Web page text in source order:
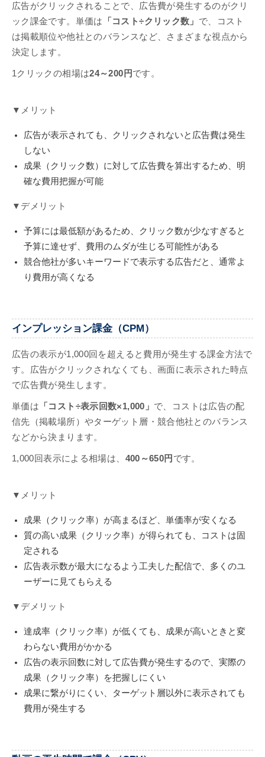
広告がクリックされることで、広告費が発生するのがクリ
ック課金です。単価は
「コスト÷クリック数」 で、コスト
は掲載順位や他社とのバランスなど、さまざまな視点から
決定します。
1クリックの相場は24～200円です。
▼メリット
広告が表示されても、クリックされないと広告費は発生
しない
成果（クリック数）に対して広告費を算出するため、明
確な費用把握が可能
▼デメリット
予算には最低額があるため、クリック数が少なすぎると
予算に達せず、費用のムダが生じる可能性がある
競合他社が多いキーワードで表示する広告だと、通常よ
り費用が高くなる
インプレッション課金（CPM）
広告の表示が1,000回を超えると費用が発生する課金方法で
す。広告がクリックされなくても、画面に表示された時点
で広告費が発生します。
単価は 「コスト÷表示回数×1,000」 で、コストは広告の配
信先（掲載場所）やターゲット層・競合他社とのバランス
などから決まります。
1,000回表示による相場は、 400～650円 です。
▼メリット
成果（クリック率）が高まるほど、単価率が安くなる
質の高い成果（クリック率）が得られても、コストは固
定される
広告表示数が最大になるよう工夫した配信で、多くのユ
ーザーに見てもらえる
▼デメリット
達成率（クリック率）が低くても、成果が高いときと変
わらない費用がかかる
広告の表示回数に対して広告費が発生するので、実際の
成果（クリック率）を把握しにくい
成果に繋がりにくい、ターゲット層以外に表示されても
費用が発生する